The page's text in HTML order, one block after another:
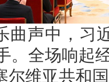
曲声中，习
。全场响起
尔维亚共和